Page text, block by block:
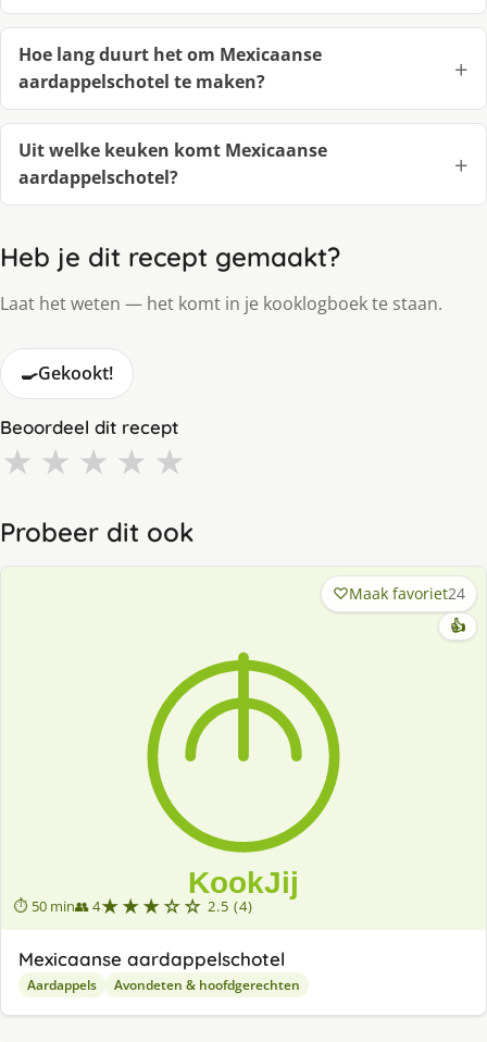
Hoe lang duurt het om Mexicaanse
aardappelschotel te maken?
Uit welke keuken komt Mexicaanse
aardappelschotel?
Heb je dit recept gemaakt?
Laat het weten — het komt in je kooklogboek te staan.
🍳Gekookt!
Beoordeel dit recept
★ ★ ★ ★ ★
Probeer dit ook
⏱ 50 min👥 4★★★☆☆ 2.5 (4)
Maak favoriet24
👍
Mexicaanse aardappelschotel
Aardappels Avondeten & hoofdgerechten